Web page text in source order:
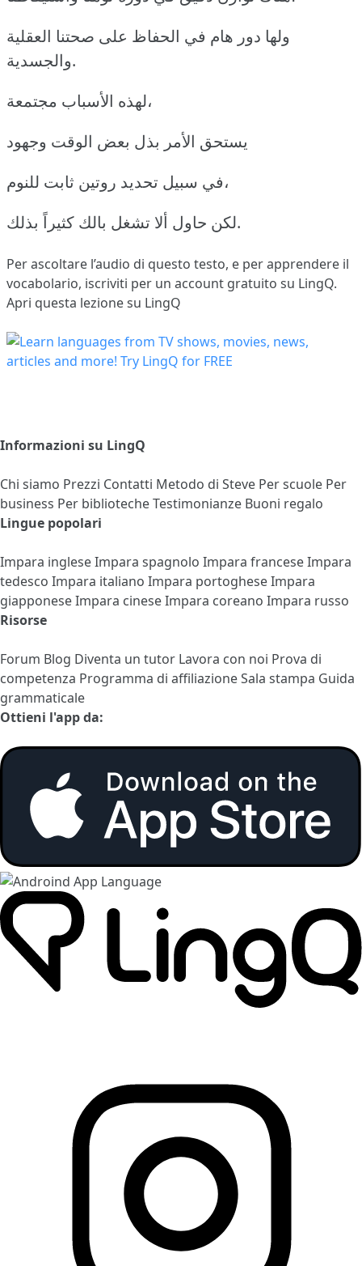
ولها دور هام في الحفاظ على صحتنا العقلية
والجسدية.
لهذه الأسباب مجتمعة،
يستحق الأمر بذل بعض الوقت وجهود
في سبيل تحديد روتين ثابت للنوم،
لكن حاول ألا تشغل بالك كثيراً بذلك.
Per ascoltare l’audio di questo testo, e per apprendere il
vocabolario, iscriviti per un account gratuito su LingQ.
Apri questa lezione su LingQ
Informazioni su LingQ
Chi siamo Prezzi Contatti Metodo di Steve Per scuole Per
business Per bibliotecheTestimonianze Buoni regalo
Lingue popolari
Impara ingleseImpara spagnolo Impara franceseImpara
tedesco Impara italiano Impara portogheseImpara
giapponeseImpara cineseImpara coreano Impara russo
Risorse
Forum Blog Diventa un tutor Lavora con noi Prova di
competenza Programma di affiliazioneSala stampa Guida
grammaticale
Ottieni l'app da: